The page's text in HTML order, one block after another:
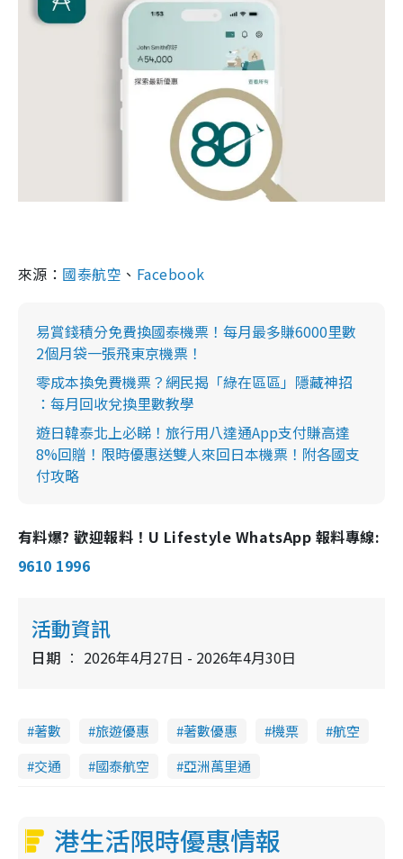
來源： 國泰航空 、 Facebook
易賞錢積分免費換國泰機票！每月最多賺6000里數
2個月袋一張飛東京機票！
零成本換免費機票？網民揭「綠在區區」隱藏神招
：每月回收兌換里數教學
遊日韓泰北上必睇！旅行用八達通App支付賺高達
8%回贈！限時優惠送雙人來回日本機票！附各國支
付攻略
有料爆? 歡迎報料！U Lifestyle WhatsApp 報料專線:
9610 1996
活動資訊
日期 2026年4月27日 - 2026年4月30日
著數 旅遊優惠 著數優惠 機票
航空
交通
國泰航空 亞洲萬里通
港生活限時優惠情報